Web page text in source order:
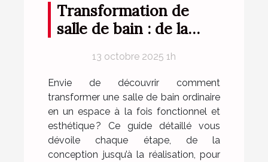
Transformation de
salle de bain : de la
réalisation
13 octobre 2025 1h
Envie de découvrir comment
transformer une salle de bain ordinaire
en un espace à la fois fonctionnel et
esthétique ? Ce guide détaillé vous
dévoile chaque étape, de la
conception jusqu’à la réalisation, pour